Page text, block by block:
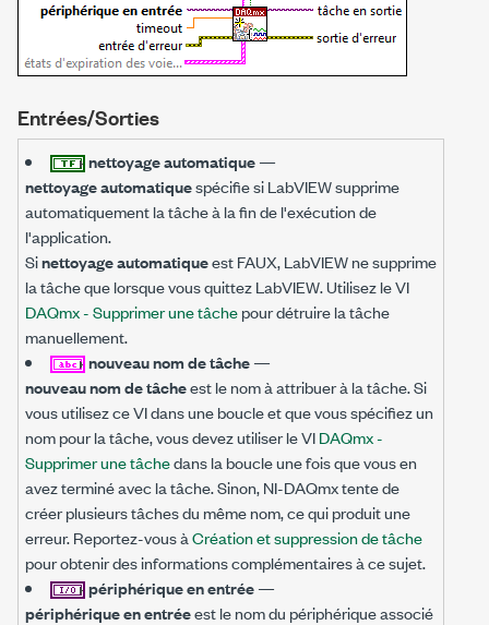
Entrées/Sorties
nettoyage automatique—
nettoyage automatiquespécifie si LabVIEW supprime
automatiquement la tâche à la fin de l'exécution de
l'application.
Sinettoyage automatiqueest FAUX, LabVIEW ne supprime
la tâche que lorsque vous quittez LabVIEW. Utilisez le VI
DAQmx - Supprimer une tâchepour détruire la tâche
manuellement.
nouveau nom de tâche—
nouveau nom de tâcheest le nom à attribuer à la tâche. Si
vous utilisez ce VI dans une boucle et que vous spécifiez un
nom pour la tâche, vous devez utiliser le VIDAQmx -
Supprimer une tâchedans la boucle une fois que vous en
avez terminé avec la tâche. Sinon, NI-DAQmx tente de
créer plusieurs tâches du même nom, ce qui produit une
erreur. Reportez-vous àCréation et suppression de tâche
pour obtenir des informations complémentaires à ce sujet.
périphérique en entrée—
périphérique en entréeest le nom du périphérique associé